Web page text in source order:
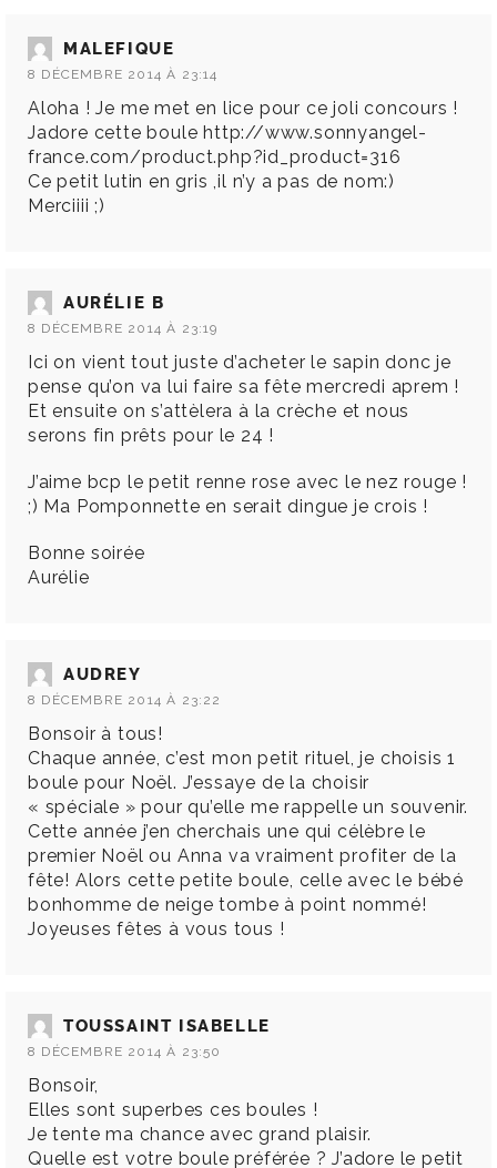
MALEFIQUE
8 DÉCEMBRE 2014 À 23:14
Aloha ! Je me met en lice pour ce joli concours !
Jadore cette boule http://www.sonnyangel-
france.com/product.php?id_product=316
Ce petit lutin en gris ,il n’y a pas de nom:)
Merciiii ;)
AURÉLIE B
8 DÉCEMBRE 2014 À 23:19
Ici on vient tout juste d’acheter le sapin donc je
pense qu’on va lui faire sa fête mercredi aprem !
Et ensuite on s’attèlera à la crèche et nous
serons fin prêts pour le 24 !
J’aime bcp le petit renne rose avec le nez rouge !
;) Ma Pomponnette en serait dingue je crois !
Bonne soirée
Aurélie
AUDREY
8 DÉCEMBRE 2014 À 23:22
Bonsoir à tous!
Chaque année, c’est mon petit rituel, je choisis 1
boule pour Noël. J’essaye de la choisir
« spéciale » pour qu’elle me rappelle un souvenir.
Cette année j’en cherchais une qui célèbre le
premier Noël ou Anna va vraiment profiter de la
fête! Alors cette petite boule, celle avec le bébé
bonhomme de neige tombe à point nommé!
Joyeuses fêtes à vous tous !
TOUSSAINT ISABELLE
8 DÉCEMBRE 2014 À 23:50
Bonsoir,
Elles sont superbes ces boules !
Je tente ma chance avec grand plaisir.
Quelle est votre boule préférée ? J’adore le petit